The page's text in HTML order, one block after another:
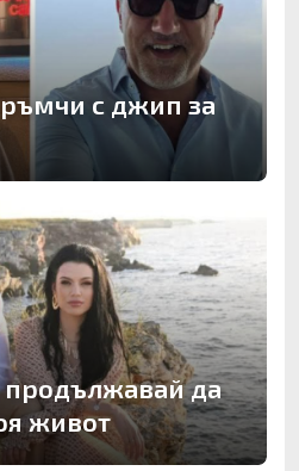
с джип за
да
живот